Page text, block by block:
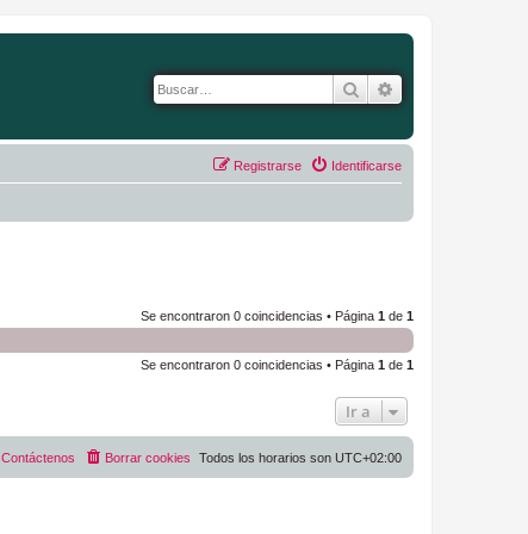
Buscar
Identificarse
Registrarse
Se encontraron 0 coincidencias • Página 1 de 1
Se encontraron 0 coincidencias • Página 1 de 1
Ir a
Todos los horarios son UTC+02:00
Borrar cookies
Contáctenos